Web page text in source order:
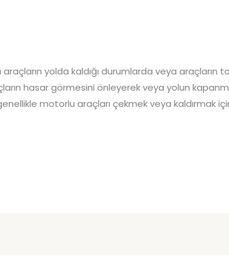
yolda kaldığı durumlarda veya araçların
hasar görmesini önleyerek veya yolun
motorlu araçları çekmek veya kaldırmak